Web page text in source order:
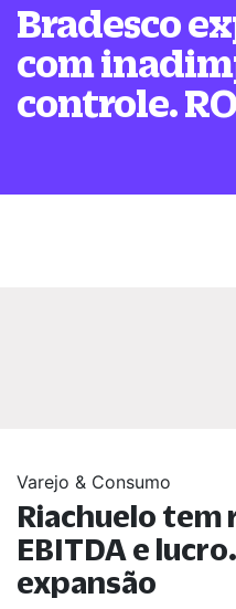
Bradesco
com
controle.
Varejo & Consumo
Riachuelo tem
EBITDA e
expansão